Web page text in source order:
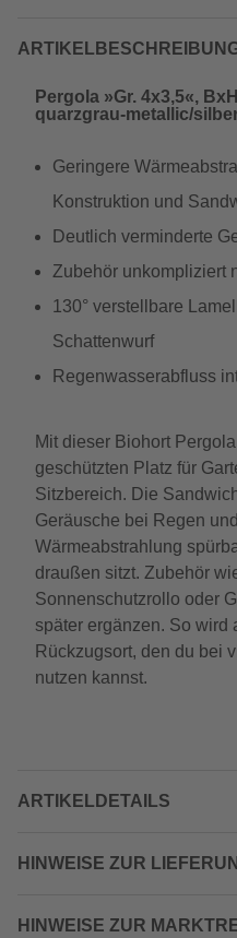
Pergola »Gr. 4x3,5«,
quarzgrau-metallic/
Geringere
Konstruktion und
Deutlich verminderte
Zubehör unkompliziert
130° verstellbare
Schattenwurf
Regenwasserabfluss
Mit dieser Biohort
geschützten Platz für
Sitzbereich. Die
Geräusche bei Regen
Wärmeabstrahlung
draußen sitzt. Zubehör
Sonnenschutzrollo oder
später ergänzen. So wird
Rückzugsort, den du bei
nutzen kannst.
ARTIKELDETAILS
HINWEISE ZUR
HINWEISE ZUR